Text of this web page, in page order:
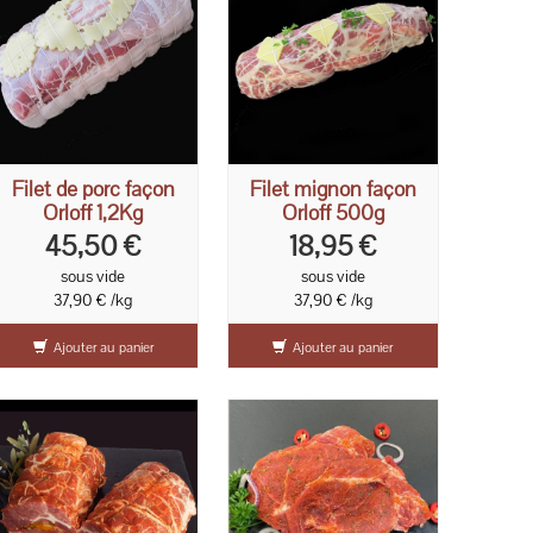
Filet de porc façon
Orloff 1,2Kg
45,50 €
sous vide
37,90 € /kg
Ajouter au panier
Filet mignon façon
Orloff 500g
18,95 €
sous vide
37,90 € /kg
Ajouter au panier